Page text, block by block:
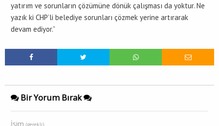
yatırım ve sorunların çözümüne dönük çalışması da yoktur. Ne
yazık ki CHP’li belediye sorunları çözmek yerine artırarak
devam ediyor.”
Bir Yorum Bırak
İsim (gerekli)